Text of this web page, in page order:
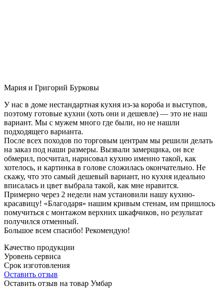
Мария и Григорий Бурковы
У нас в доме нестандартная кухня из-за короба и выступов,
поэтому готовые кухни (хоть они и дешевле) — это не наш
вариант. Мы с мужем много где были, но не нашли
подходящего варианта.
После всех походов по торговым центрам мы решили делать
на заказ под наши размеры. Вызвали замерщика, он все
обмерил, посчитал, нарисовал кухню именно такой, как
хотелось, и картинка в голове сложилась окончательно. Не
скажу, что это самый дешевый вариант, но кухня идеально
вписалась и цвет выбрала такой, как мне нравится.
Примерно через 2 недели нам установили нашу кухню-
красавицу! «Благодаря» нашим кривым стенам, им пришлось
помучиться с монтажом верхних шкафчиков, но результат
получился отменный.
Большое всем спасибо! Рекомендую!
Качество продукции
Уровень сервиса
Срок изготовления
Оставить отзыв
Оставить отзыв на товар Умбар